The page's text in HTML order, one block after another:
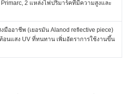
Primarc, 2 แหล่งไฟปริมาร์คที่มีความสูงและ
มืออาชีพ (เยอรมัน Alanod reflective piece)
อนแสง UV ที่ทนทาน เพิ่มอัตราการใช้งานขึ้น